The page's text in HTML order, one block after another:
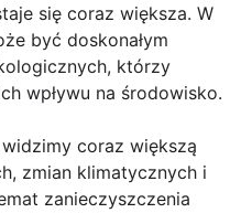
się coraz większa. W
być doskonałym
którzy
wpływu na środowisko.
coraz większą
zmian klimatycznych i
zanieczyszczenia